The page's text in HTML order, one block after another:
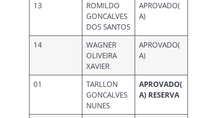
13
ROMILDO
GONCALVES
DOS SANTOS
APROVADO(
A)
14
WAGNER
OLIVEIRA
XAVIER
APROVADO(
A)
01
TARLLON
GONCALVES
NUNES
APROVADO(
A) RESERVA